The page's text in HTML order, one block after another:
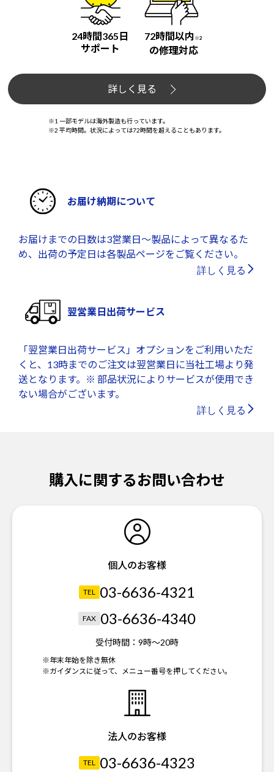
24時間365日
サポート
72時間以内 ※2
の修理対応
詳しく見る
※1 一部モデルは海外製造も行っています。
※2 平均時間。状況によっては72時間を超えることもあります。
お届け納期について
お届けまでの日数は3営業日～製品によって異なるた
め、出荷の予定日は各製品ページをご覧ください。
詳しく見る
翌営業日出荷サービス
「翌営業日出荷サービス」オプションをご利用いただ
くと、13時までのご注文は翌営業日に当社工場より発
送となります。※ 部品状況によりサービスが使用でき
ない場合がございます。
詳しく見る
購入に関するお問い合わせ
個人のお客様
TEL 03-6636-4321
FAX 03-6636-4340
受付時間： 9時～20時
※年末年始を除き無休
※ガイダンスに従って、メニュー番号を押してください。
法人のお客様
TEL 03-6636-4323